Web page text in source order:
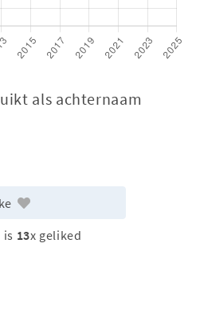
als achternaam
is 13x geliked